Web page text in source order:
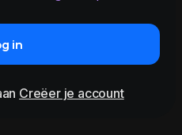
in
Creëer je account